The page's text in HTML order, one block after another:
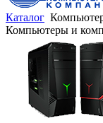
Каталог
Компьютеры и